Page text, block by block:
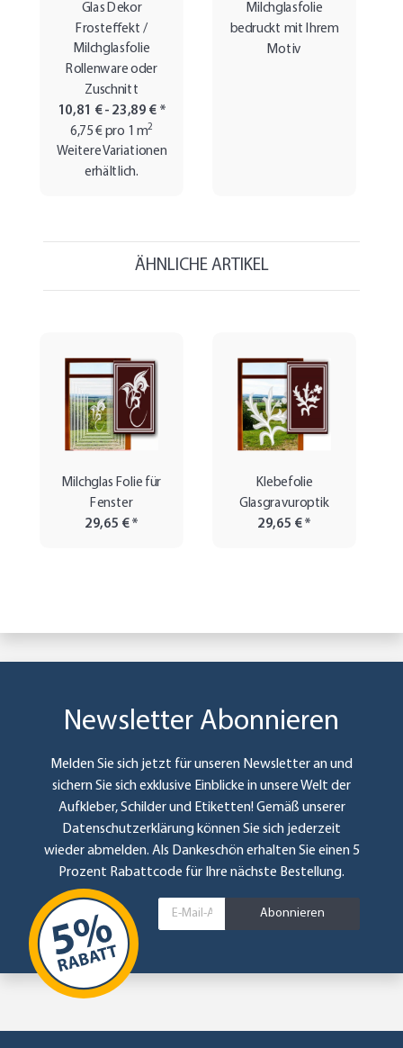
Glas Dekor
Frosteffekt /
Milchglasfolie
Rollenware oder
Zuschnitt
10,81 € - 23,89 € *
6,75 € pro 1 m2
Weitere Variationen
erhältlich.
Milchglasfolie
bedruckt mit Ihrem
Motiv
ÄHNLICHE ARTIKEL
Milchglas Folie für
Fenster
29,65 €*
Klebefolie
Glasgravuroptik
29,65 €*
Newsletter Abonnieren
Melden Sie sich jetzt für unseren Newsletter an und
sichern Sie sich exklusive Einblicke in unsere Welt der
Aufkleber, Schilder und Etiketten! Gemäß unserer
Datenschutzerklärung können Sie sich jederzeit
wieder abmelden. Als Dankeschön erhalten Sie einen 5
Prozent Rabattcode für Ihre nächste Bestellung.
Abonnieren